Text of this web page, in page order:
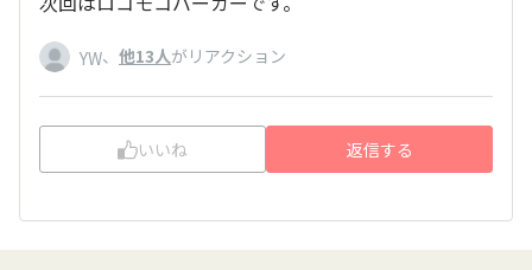
YW、 他13人がリアクション
いいね 返信する